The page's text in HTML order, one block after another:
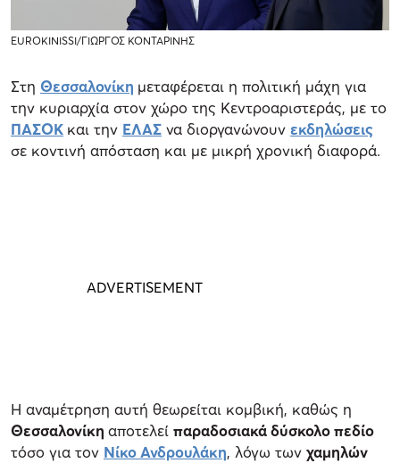
EUROKINISSI/ΓΙΩΡΓΟΣ ΚΟΝΤΑΡΙΝΗΣ
Στη Θεσσαλονίκη μεταφέρεται η πολιτική μάχη για
την κυριαρχία στον χώρο της Κεντροαριστεράς, με το
ΠΑΣΟΚ και την ΕΛΑΣ να διοργανώνουν εκδηλώσεις
σε κοντινή απόσταση και με μικρή χρονική διαφορά.
Η αναμέτρηση αυτή θεωρείται κομβική, καθώς η
Θεσσαλονίκη αποτελεί παραδοσιακά δύσκολο πεδίο
τόσο για τον Νίκο Ανδρουλάκη, λόγω των χαμηλών